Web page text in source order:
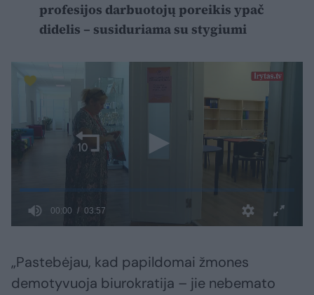
profesijos darbuotojų poreikis ypač
didelis – susiduriama su stygiumi
„Pastebėjau, kad papildomai žmones
demotyvuoja biurokratija – jie nebemato